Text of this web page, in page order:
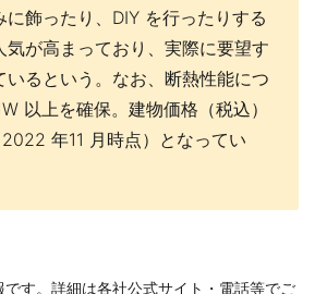
に飾ったり、DIY を行ったりする
気が高まっており、実際に要望す
いるという。なお、断熱性能につ
以上を確保。建物価格（税込）
年11 月時点）となってい
す。詳細は各社公式サイト・電話等でご